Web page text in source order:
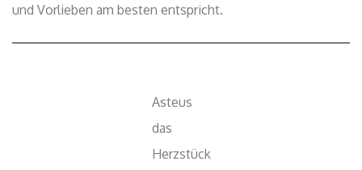
und Vorlieben am besten entspricht.
Asteus
das
Herzstück